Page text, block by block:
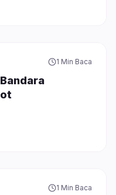
1 Min Baca
1 Min Baca